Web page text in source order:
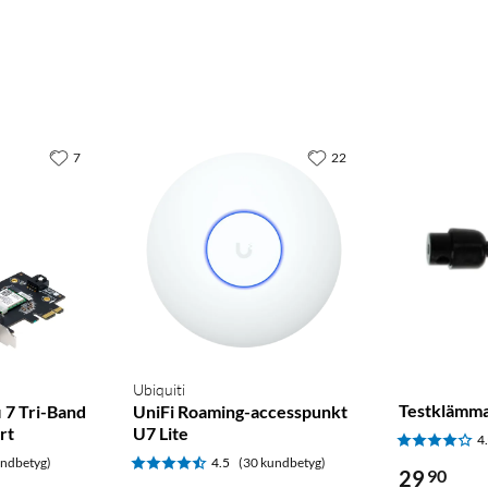
7 Tri-Band
7
Ubiquiti
UniFi Roaming-accesspunkt
U7 Lite
4.5 (30 kundbetyg)
22
29 90